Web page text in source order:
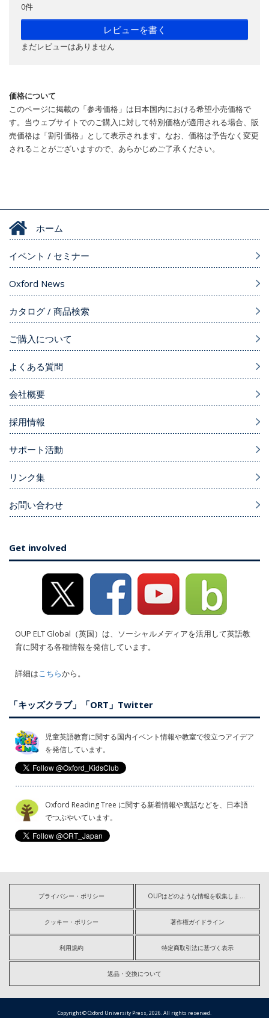
0件
レビューを書く
まだレビューはありません
価格について
このページに掲載の「参考価格」は日本国内における希望小売価格で
す。当ウェブサイトでのご購入に対して特別価格が適用される場合、販
売価格は「割引価格」として表示されます。なお、価格は予告なく変更
されることがございますので、あらかじめご了承ください。
ホーム
イベント / セミナー
Oxford News
カタログ / 商品検索
ご購入について
よくある質問
会社概要
採用情報
サポート活動
リンク集
お問い合わせ
Get involved
OUP ELT Global（英国）は、ソーシャルメディアを活用して英語教
育に関する各種情報を発信しています。
詳細はこちらから。
「キッズクラブ」「ORT」Twitter
児童英語教育に関する国内イベント情報や教室で役立つアイデア
を発信しています。
Oxford Reading Tree に関する新着情報や裏話などを、日本語
でつぶやいています。
プライバシー・ポリシー OUPはどのような情報を収集しますか?
クッキー・ポリシー 著作権ガイドライン
利用規約 特定商取引法に基づく表示
返品・交換について
Copyright © Oxford University Press, 2026. All rights reserved.